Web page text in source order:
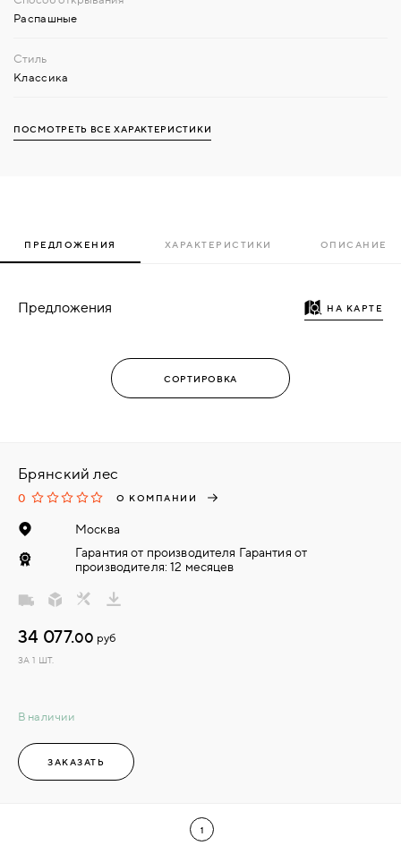
Распашные
Классика
ПОСМОТРЕТЬ ВСЕ ХАРАКТЕРИСТИКИ
ПРЕДЛОЖЕНИЯ ХАРАКТЕРИСТИКИ ОПИСАНИЕ
Предложения НА КАРТЕ
Брянский лес
0 О КОМПАНИИ
Москва
Гарантия от производителя Гарантия от
производителя: 12 месяцев
В наличии
34 077.00 руб
ЗА 1 ШТ.
ЗАКАЗАТЬ
1